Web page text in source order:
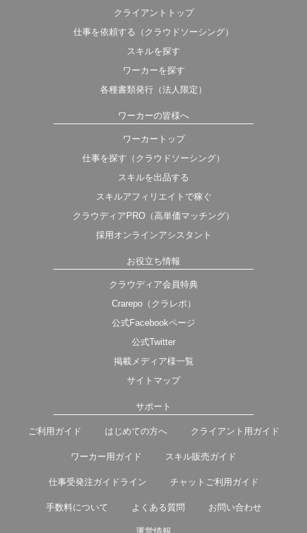
クライアントトップ
仕事を依頼する（クラウドソーシング）
スキルを探す
ワーカーを探す
各種書類発行（法人限定）
ワーカーの皆様へ
ワーカートップ
仕事を探す（クラウドソーシング）
スキルを出品する
スキルアフィリエイトで稼ぐ
クラウディアPRO（高単価マッチング）
採用オンラインアシスタント
お役立ち情報
クラウディア会員特典
Crarepo（クラレポ）
公式Facebookページ
公式Twitter
掲載メディア様一覧
サイトマップ
サポート
ご利用ガイド はじめての方へ クライアント用ガイド
ワーカー用ガイド スキル販売ガイド
仕事受発注ガイドライン チャットご利用ガイド
手数料について よくある質問 お問い合わせ